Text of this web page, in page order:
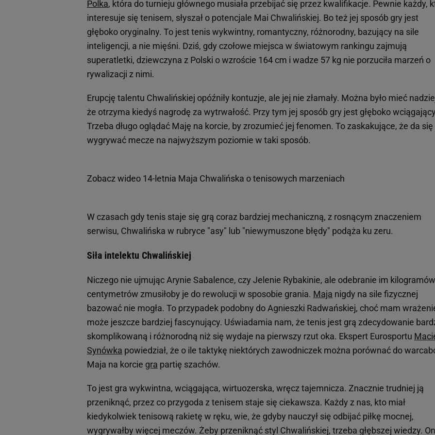
Polka, która do turnieju głównego musiała przebijać się przez kwalifikacje. Pewnie każdy,
interesuje się tenisem, słyszał o potencjale Mai Chwalińskiej. Bo też jej sposób gry jest
głęboko oryginalny. To jest tenis wykwintny, romantyczny, różnorodny, bazujący na sile
inteligencji, a nie mięśni. Dziś, gdy czołowe miejsca w światowym rankingu zajmują
superatletki, dziewczyna z Polski o wzroście 164 cm i wadze 57 kg nie porzuciła marzeń o
rywalizacji z nimi.
Erupcję talentu Chwalińskiej opóźniły kontuzje, ale jej nie złamały. Można było mieć
że otrzyma kiedyś nagrodę za wytrwałość. Przy tym jej sposób gry jest głęboko
Trzeba długo oglądać Maję na korcie, by zrozumieć jej fenomen. To zaskakujące, że da się
wygrywać mecze na najwyższym poziomie w taki sposób.
Zobacz wideo 14-letnia Maja Chwalińska o tenisowych marzeniach
W czasach gdy tenis staje się grą coraz bardziej mechaniczną, z rosnącym znaczeniem
serwisu, Chwalińska w rubryce "asy" lub "niewymuszone błędy" podąża ku zeru.
Siła intelektu Chwalińskiej
Niczego nie ujmując Arynie Sabalence, czy Jelenie Rybakinie, ale odebranie im
centymetrów zmusiłoby je do rewolucji w sposobie grania. Maja nigdy na sile fizycznej
bazować nie mogła. To przypadek podobny do Agnieszki Radwańskiej, choć mam
może jeszcze bardziej fascynujący. Uświadamia nam, że tenis jest grą zdecydowanie
skomplikowaną i różnorodną niż się wydaje na pierwszy rzut oka. Ekspert Eurosportu
Synówka powiedział, że o ile taktykę niektórych zawodniczek można porównać do
Maja na korcie gra partię szachów.
To jest gra wykwintna, wciągająca, wirtuozerska, wręcz tajemnicza. Znacznie trudniej ją
przeniknąć, przez co przygoda z tenisem staje się ciekawsza. Każdy z nas, kto miał
kiedykolwiek tenisową rakietę w ręku, wie, że gdyby nauczył się odbijać piłkę mocnej,
wygrywałby więcej meczów. Żeby przeniknąć styl Chwalińskiej, trzeba głębszej wiedzy.